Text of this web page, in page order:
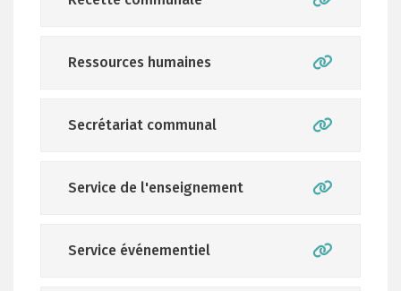
Ressources humaines
Secrétariat communal
Service de l'enseignement
Service événementiel